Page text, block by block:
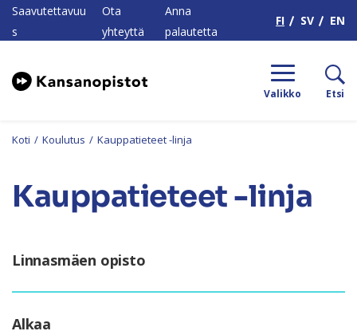
Saavutettavuu
s
Ota
yhteyttä
Anna
palautetta
FI SV EN
Valikko Etsi
Koti / Koulutus / Kauppatieteet -linja
Kauppatieteet -linja
Linnasmäen opisto
Alkaa